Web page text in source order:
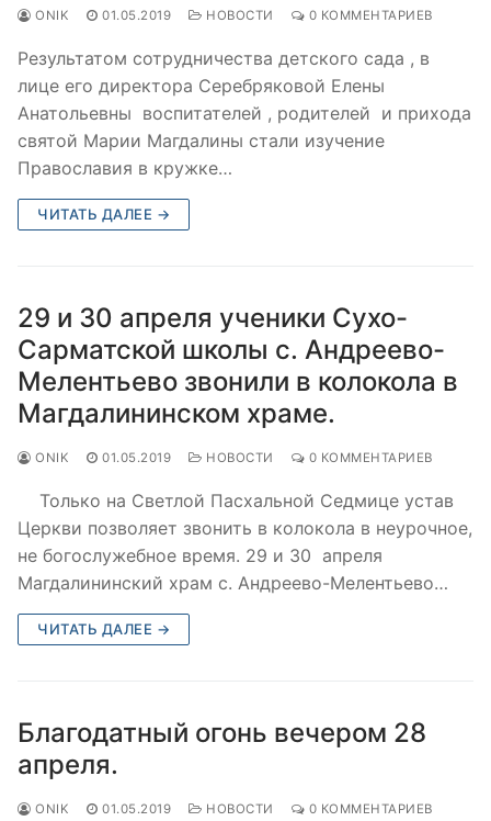
ONIK 01.05.2019 НОВОСТИ 0 КОММЕНТАРИЕВ
Результатом сотрудничества детского сада , в
лице его директора Серебряковой Елены
Анатольевны воспитателей , родителей и прихода
святой Марии Магдалины стали изучение
Православия в кружке…
ЧИТАТЬ ДАЛЕЕ →
29 и 30 апреля ученики Сухо-
Сарматской школы с. Андреево-
Мелентьево звонили в колокола в
Магдалининском храме.
ONIK 01.05.2019 НОВОСТИ 0 КОММЕНТАРИЕВ
Только на Светлой Пасхальной Седмице устав
Церкви позволяет звонить в колокола в неурочное,
не богослужебное время. 29 и 30 апреля
Магдалининский храм с. Андреево-Мелентьево…
ЧИТАТЬ ДАЛЕЕ →
Благодатный огонь вечером 28
апреля.
ONIK 01.05.2019 НОВОСТИ 0 КОММЕНТАРИЕВ